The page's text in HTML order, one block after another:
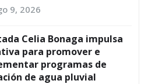
9, 2026
Celia Bonaga impulsa
para promover e
programas de
de agua pluvial